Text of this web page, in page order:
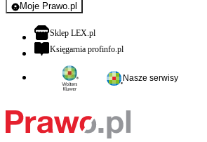
Moje Prawo.pl
- rejestracja i logowanie do serwisu
Sklep LEX.plotwiera się w nowej karcie
Księgarnia profinfo.plotwiera się w nowej karcie
Nasze serwisy